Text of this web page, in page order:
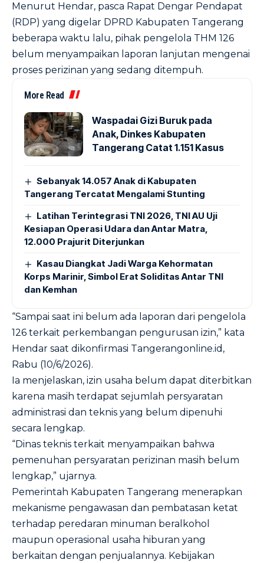
Menurut Hendar, pasca Rapat Dengar Pendapat
(RDP) yang digelar DPRD Kabupaten Tangerang
beberapa waktu lalu, pihak pengelola THM 126
belum menyampaikan laporan lanjutan mengenai
proses perizinan yang sedang ditempuh.
More Read
Waspadai Gizi Buruk pada
Anak, Dinkes Kabupaten
Tangerang Catat 1.151 Kasus
Sebanyak 14.057 Anak di Kabupaten
Tangerang Tercatat Mengalami Stunting
Latihan Terintegrasi TNI 2026, TNI AU Uji
Kesiapan Operasi Udara dan Antar Matra,
12.000 Prajurit Diterjunkan
Kasau Diangkat Jadi Warga Kehormatan
Korps Marinir, Simbol Erat Soliditas Antar TNI
dan Kemhan
“Sampai saat ini belum ada laporan dari pengelola
126 terkait perkembangan pengurusan izin,” kata
Hendar saat dikonfirmasi Tangerangonline.id,
Rabu (10/6/2026).
Ia menjelaskan, izin usaha belum dapat diterbitkan
karena masih terdapat sejumlah persyaratan
administrasi dan teknis yang belum dipenuhi
secara lengkap.
“Dinas teknis terkait menyampaikan bahwa
pemenuhan persyaratan perizinan masih belum
lengkap,” ujarnya.
Pemerintah Kabupaten Tangerang menerapkan
mekanisme pengawasan dan pembatasan ketat
terhadap peredaran minuman beralkohol
maupun operasional usaha hiburan yang
berkaitan dengan penjualannya. Kebijakan